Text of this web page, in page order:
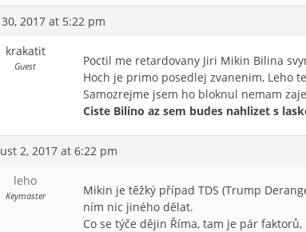
30, 2017 at 5:22 pm
krakatit
Guest
Poctil me retardovany Jiri Mikin Bilina
Hoch je primo posedlej zvanenim, Leho
Samozrejme jsem ho bloknul nemam
Ciste Bilino az sem budes nahlizet s
2, 2017 at 6:22 pm
leho
Keymaster
Mikin je těžký případ TDS (Trump
ním nic jiného dělat.
Co se týče dějin Říma, tam je pár